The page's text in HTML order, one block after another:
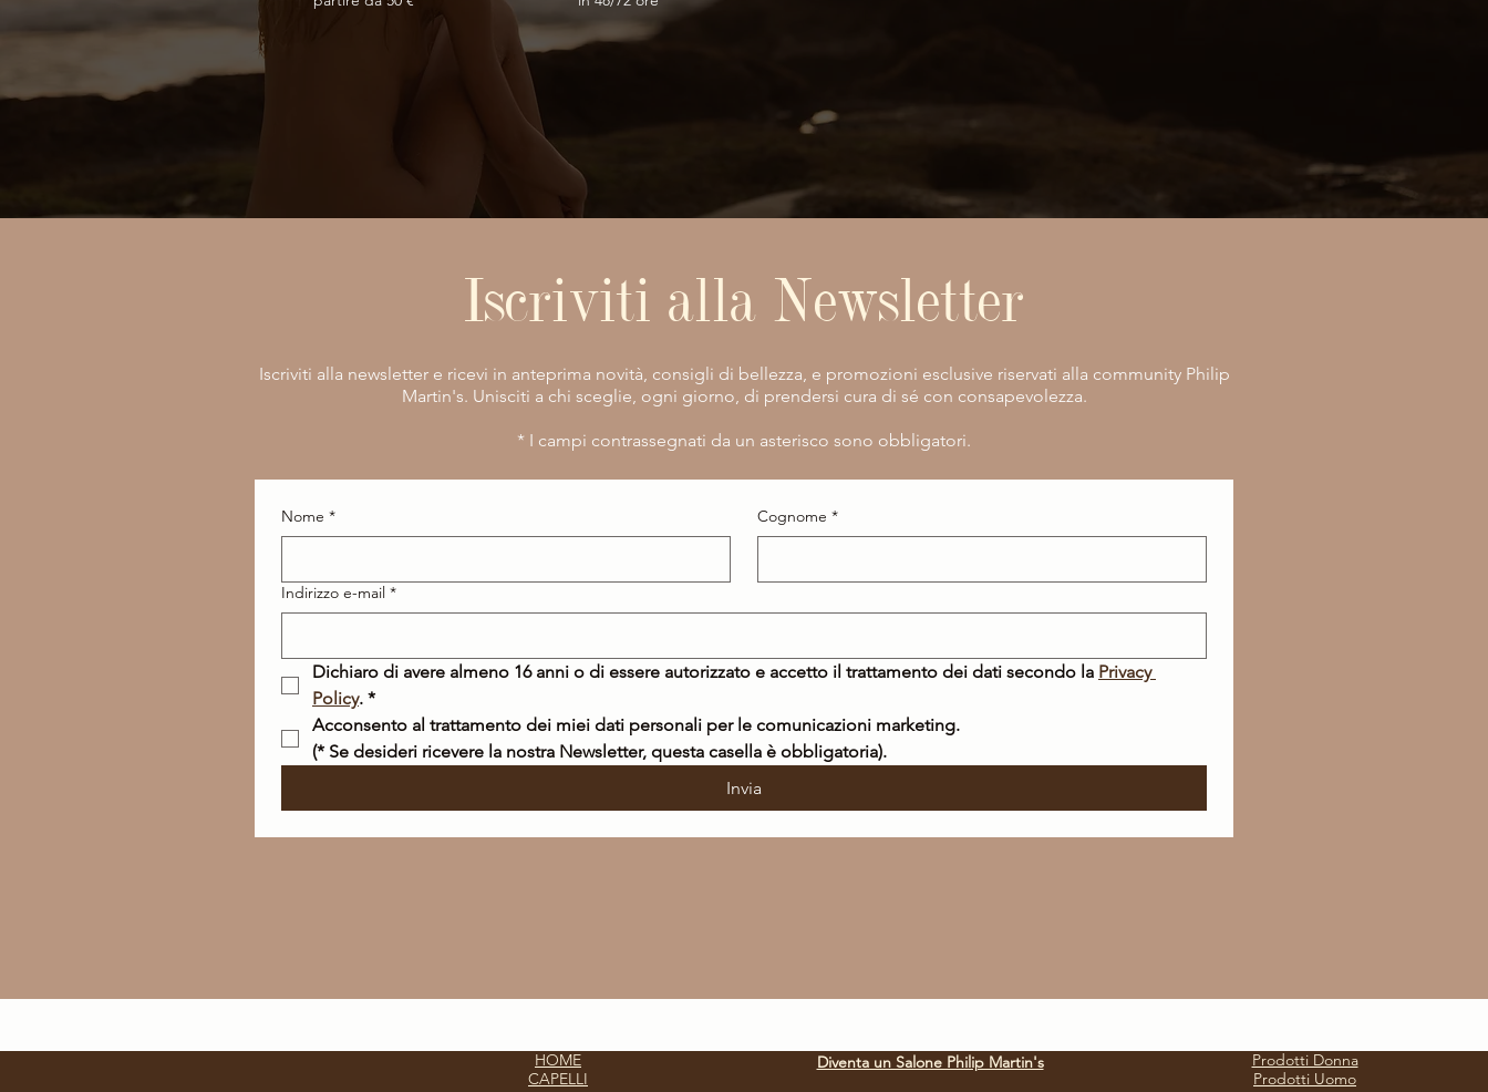
Iscriviti alla Newsletter
Iscriviti alla newsletter e ricevi in anteprima novità, consigli di bellezza, e promozioni esclusive riservati alla community Philip
Martin's. Unisciti a chi sceglie, ogni giorno, di prendersi cura di sé con consapevolezza.
​* I campi contrassegnati da un asterisco sono obbligatori.
Nome * Cognome *
Indirizzo e-mail *
Dichiaro di avere almeno 16 anni o di essere autorizzato e accetto il trattamento dei dati secondo la Privacy
Policy. *
(* Se desideri ricevere la nostra Newsletter, questa casella è obbligatoria).
Invia
HOME
CAPELLI
Diventa un Salone Philip Martin's
Prodotti Donna
Prodotti Uomo